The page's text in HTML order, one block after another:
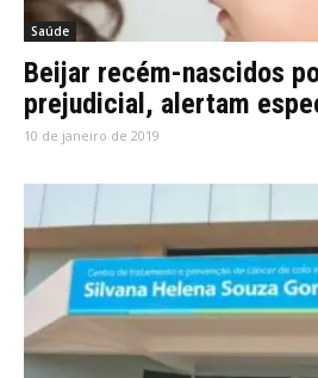
Saúde
Beijar recém-nascidos
prejudicial, alertam
10 de janeiro de 2019